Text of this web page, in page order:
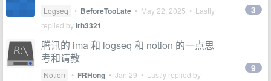
Logseq • BeforeTooLate • May 22, 2025 • Lastly
replied bylrh3321
3
腾讯的 ima 和 logseq 和 notion 的一点思
考和请教
Notion • FRHong • Jan 29 • Lastly replied by
9